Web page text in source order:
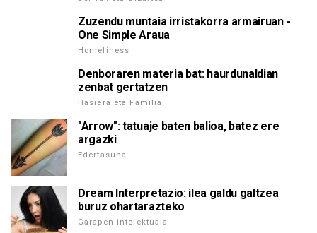
Zuzendu muntaia irristakorra armairuan -
One Simple Araua
Homeliness
Denboraren materia bat: haurdunaldian
zenbat gertatzen
Hasiera eta Familia
"Arrow": tatuaje baten balioa, batez ere
argazki
Edertasuna
Dream Interpretazio: ilea galdu galtzea
buruz ohartarazteko
Garapen intelektuala